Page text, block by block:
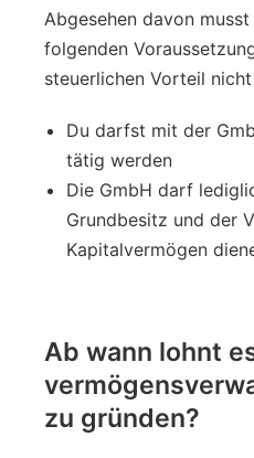
Abgesehen davon
folgenden
steuerlichen Vorteil
Du darfst mit der
tätig werden
Die GmbH darf
Grundbesitz und der
Kapitalvermögen
Ab wann lohnt
zu gründen?